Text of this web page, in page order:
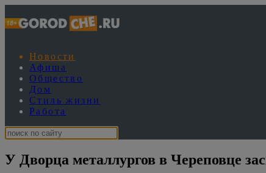
Новости
Афиша
Общество
Дом
Стиль жизни
Работа
У Дворца металлургов в Череповце